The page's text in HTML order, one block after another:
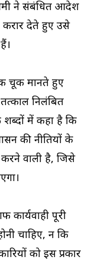
ने संबंधित आदेश
करार देते हुए उसे
चूक मानते हुए
निलंबित
शब्दों में कहा है कि
की नीतियों के
वाली है, जिसे
कार्यवाही पूरी
चाहिए, न कि
को इस प्रकार